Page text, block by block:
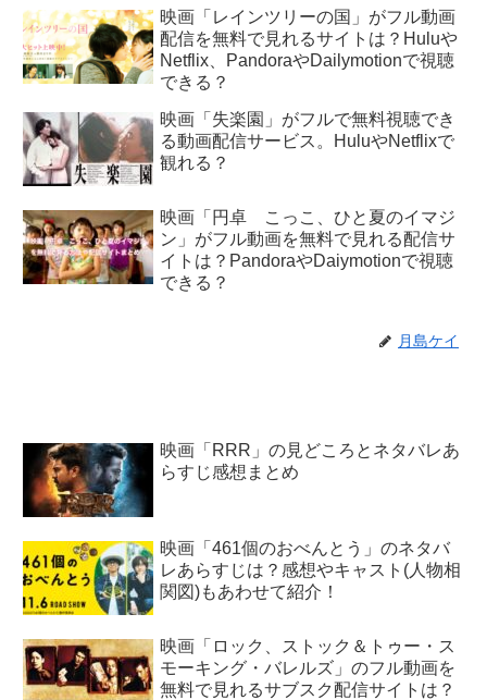
映画「レインツリーの国」がフル動画
配信を無料で見れるサイトは？Huluや
Netflix、PandoraやDailymotionで視聴
できる？
映画「失楽園」がフルで無料視聴でき
る動画配信サービス。HuluやNetflixで
観れる？
映画「円卓 こっこ、ひと夏のイマジ
ン」がフル動画を無料で見れる配信サ
イトは？PandoraやDaiymotionで視聴
できる？
月島ケイ
映画「RRR」の見どころとネタバレあ
らすじ感想まとめ
映画「461個のおべんとう」のネタバ
レあらすじは？感想やキャスト(人物相
関図)もあわせて紹介！
映画「ロック、ストック＆トゥー・ス
モーキング・バレルズ」のフル動画を
無料で見れるサブスク配信サイトは？